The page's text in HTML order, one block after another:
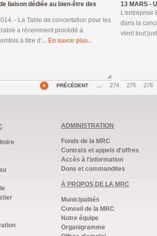
liaison dédiée au bien-être des
- La Table de concertation pour les
a récemment procédé à
à titre d’... En savoir plus...
13 MARS -
L'entreprise
dans la
vient tout
PRÉCÉDENT … 274 275 276
ADMINISTRATION
Fonds de la MRC
Contrats et appels d'offres
Accès à l'information
Dons et commandites
À PROPOS DE LA MRC
Municipalités
Conseil de la MRC
Notre équipe
Organigramme